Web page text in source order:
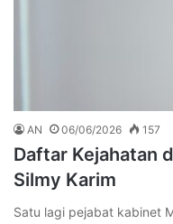
AN 06/06/2026 157
Daftar Kejahatan
Silmy Karim
Satu lagi pejabat kabinet